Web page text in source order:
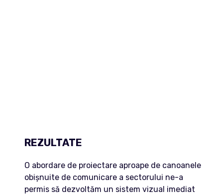
REZULTATE
O abordare de proiectare aproape de canoanele
obișnuite de comunicare a sectorului ne-a
permis să dezvoltăm un sistem vizual imediat